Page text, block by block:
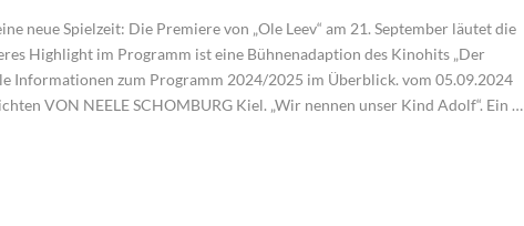
neue Spielzeit: Die Premiere von „Ole Leev“ am 21. September läutet die
Highlight im Programm ist eine Bühnenadaption des Kinohits „Der
Informationen zum Programm 2024/2025 im Überblick. vom 05.09.2024
VON NEELE SCHOMBURG Kiel. „Wir nennen unser Kind Adolf“. Ein …